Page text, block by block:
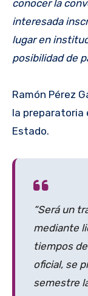
conocer la
interesada
lugar en
posibilidad de
Ramón Pérez
la preparatoria
Estado.
“Será un
mediante
tiempos
oficial, se
semestre